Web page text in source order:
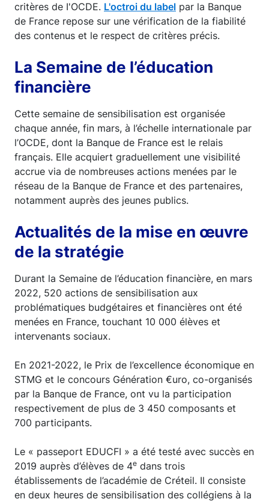
critères de I'OCDE. L'octroi du label par la Banque
de France repose sur une vérification de la fiabilité
des contenus et le respect de critères précis.
La Semaine de l’éducation
financière
Cette semaine de sensibilisation est organisée
chaque année, fin mars, à l’échelle internationale par
l’OCDE, dont la Banque de France est le relais
français. Elle acquiert graduellement une visibilité
accrue via de nombreuses actions menées par le
réseau de la Banque de France et des partenaires,
notamment auprès des jeunes publics.
Actualités de la mise en œuvre
de la stratégie
Durant la Semaine de l’éducation financière, en mars
2022, 520 actions de sensibilisation aux
problématiques budgétaires et financières ont été
menées en France, touchant 10 000 élèves et
intervenants sociaux.
En 2021-2022, le Prix de l’excellence économique en
STMG et le concours Génération €uro, co-organisés
par la Banque de France, ont vu la participation
respectivement de plus de 3 450 composants et
700 participants.
Le « passeport EDUCFI » a été testé avec succès en
2019 auprès d’élèves de 4e dans trois
établissements de l’académie de Créteil. Il consiste
en deux heures de sensibilisation des collégiens à la